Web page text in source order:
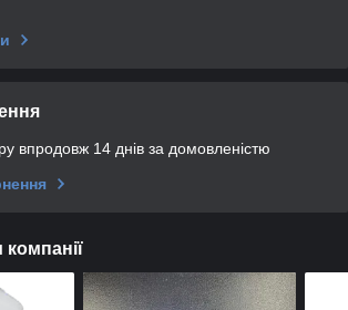
впродовж 14 днів за домовленістю
компанії